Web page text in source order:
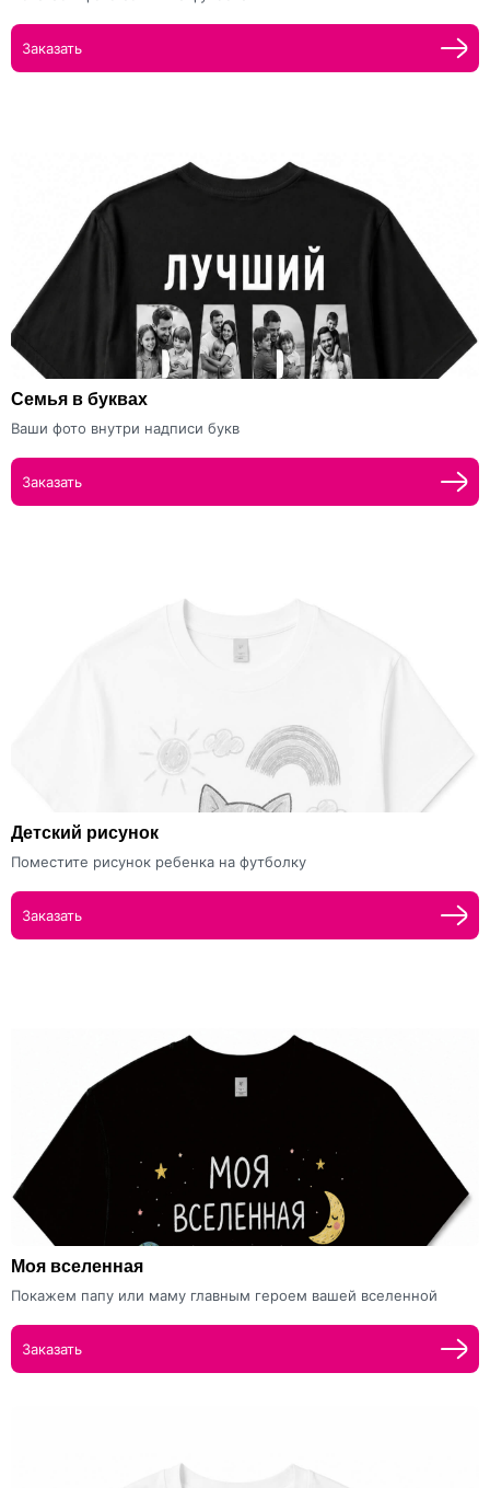
Заказать
Семья в буквах
Ваши фото внутри надписи букв
Заказать
Детский рисунок
Поместите рисунок ребенка на футболку
Заказать
Моя вселенная
Покажем папу или маму главным героем вашей вселенной
Заказать